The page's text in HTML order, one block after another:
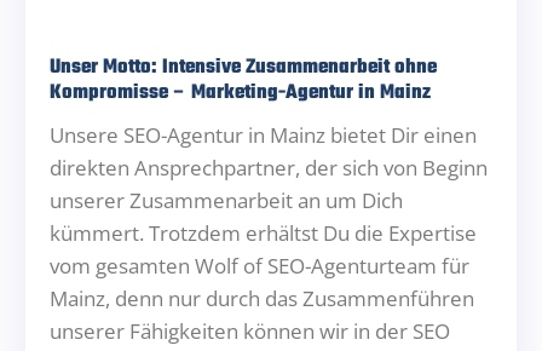
Unser Motto: Intensive Zusammenarbeit ohne
Kompromisse – Marketing-Agentur in Mainz
Unsere SEO-Agentur in Mainz bietet Dir einen
direkten Ansprechpartner, der sich von Beginn
unserer Zusammenarbeit an um Dich
kümmert. Trotzdem erhältst Du die Expertise
vom gesamten Wolf of SEO-Agenturteam für
Mainz, denn nur durch das Zusammenführen
unserer Fähigkeiten können wir in der SEO